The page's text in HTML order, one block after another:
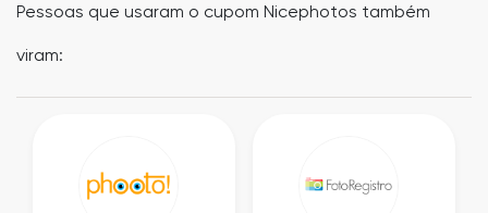
Ofertas
Pessoas que usaram o cupom Nicephotos também
viram: